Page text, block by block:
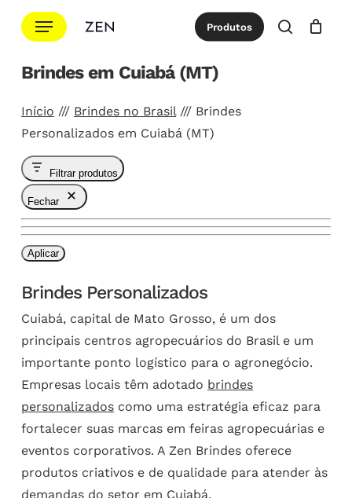
para
conteúdo
Menu Produtos
procurar
Cotação Close
Brindes em Cuiabá (MT)
Início /// Brindes no Brasil/// Brindes
Personalizados em Cuiabá (MT)
Filtrar produtos
Fechar
Aplicar
Brindes Personalizados
Cuiabá, capital de Mato Grosso, é um dos
principais centros agropecuários do Brasil e um
importante ponto logístico para o agronegócio.
Empresas locais têm adotado brindes
personalizados como uma estratégia eficaz para
fortalecer suas marcas em feiras agropecuárias e
eventos corporativos. A Zen Brindes oferece
produtos criativos e de qualidade para atender às
demandas do setor em Cuiabá.